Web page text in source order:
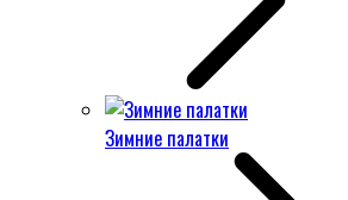
Зимние палатки